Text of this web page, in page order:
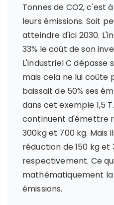
Tonnes de CO2, c'est
leurs émissions. Soit
atteindre d'ici 2030.
33% le coût de son
L'industriel C dépasse
mais cela ne lui coûte
baissait de 50% ses
dans cet exemple 1,5
continuent d'émettre
300kg et 700 kg. Mais
réduction de 150 kg et
respectivement. Ce
mathématiquement
émissions.